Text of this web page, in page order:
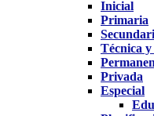
Inicial
Primaria
Técnica
Privada
Especial